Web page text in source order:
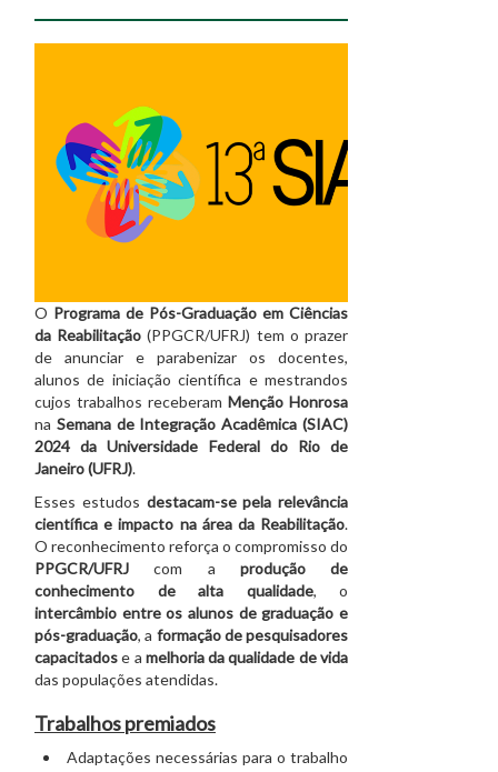
O Programa de Pós-Graduação em Ciências
da Reabilitação (PPGCR/UFRJ) tem o prazer
de anunciar e parabenizar os docentes,
alunos de iniciação científica e mestrandos
cujos trabalhos receberam Menção Honrosa
na Semana de Integração Acadêmica (SIAC)
2024 da Universidade Federal do Rio de
Janeiro (UFRJ).
Esses estudos destacam-se pela relevância
científica e impacto na área da Reabilitação.
O reconhecimento reforça o compromisso do
PPGCR/UFRJ com a produção de
conhecimento de alta qualidade, o
intercâmbio entre os alunos de graduação e
pós-graduação, a formação de pesquisadores
capacitadose a melhoria da qualidade de vida
das populações atendidas.
Trabalhos premiados
Adaptações necessárias para o trabalho